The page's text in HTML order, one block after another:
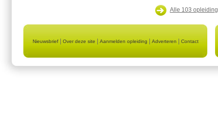
Alle 103
Nieuwsbrief| Over deze site Aanmelden opleiding Adverteren Contact